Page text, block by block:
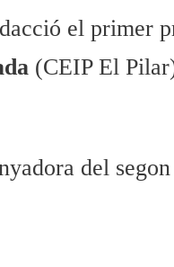
el primer
(CEIP El
del